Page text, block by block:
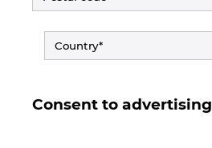
Consent to advertising
Китай Тайван